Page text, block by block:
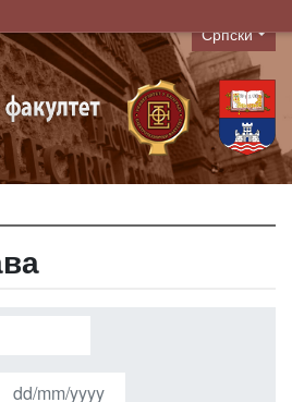
Language
Српски